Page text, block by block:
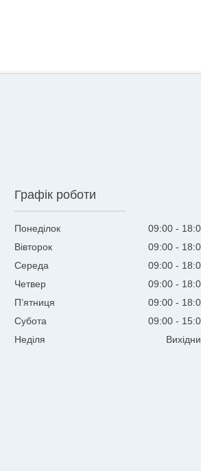
Графік роботи
Понеділок 09:00
Вівторок
09:00
Середа
09:00
Четвер
09:00
Пʼятниця
09:00
Субота
09:00
Неділя